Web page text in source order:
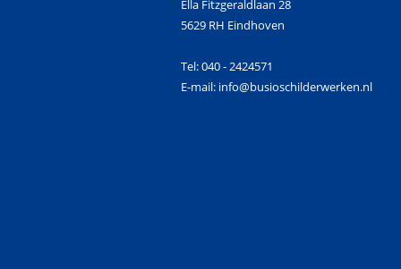
Ella Fitzgeraldlaan 28
5629 RH Eindhoven
Tel: 040 - 2424571
E-mail: info@busioschilderwerken.nl